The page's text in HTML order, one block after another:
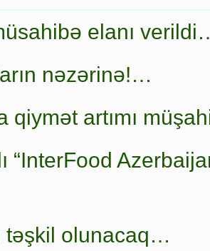
elanı
nəzərinə!…
qiymət artımı
“InterFood
təşkil olunacaq…